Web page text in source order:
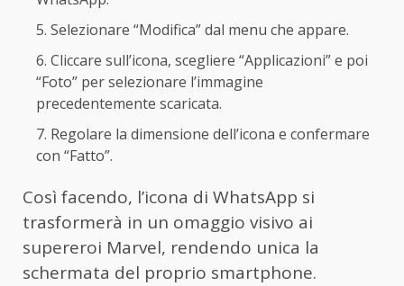
Selezionare “Modifica” dal menu che appare.
Cliccare sull’icona, scegliere “Applicazioni” e poi
“Foto” per selezionare l’immagine
precedentemente scaricata.
Regolare la dimensione dell’icona e confermare
con “Fatto”.
Così facendo, l’icona di WhatsApp si
trasformerà in un omaggio visivo ai
supereroi Marvel, rendendo unica la
schermata del proprio smartphone.